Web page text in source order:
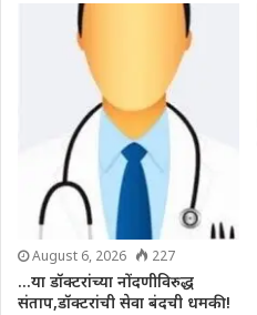
August 6, 2026 227
…या डॉक्टरांच्या नोंदणीविरुद्ध
संताप,डॉक्टरांची सेवा बंदची धमकी!